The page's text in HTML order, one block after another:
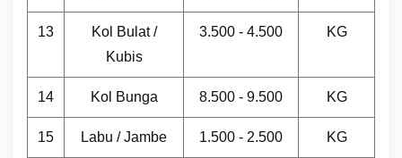
13
Kol Bulat /
Kubis
3.500 - 4.500 KG
14 Kol Bunga 8.500 - 9.500 KG
15 Labu / Jambe 1.500 - 2.500 KG